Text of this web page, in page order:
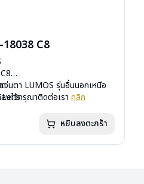
C8
ปี
ว่นตา LUMOS รุ่นอื่นนอกเหนือ
งไว้กรุณาติดต่อเรา คลิก
หยิบลงตะกร้า